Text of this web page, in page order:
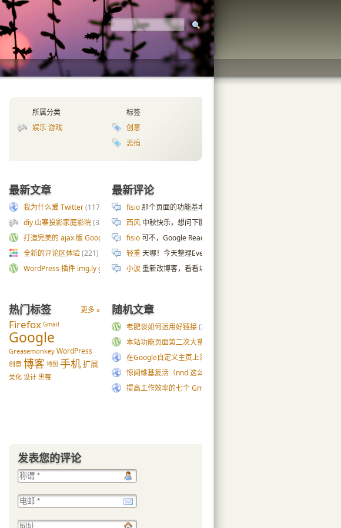
标签
创意
恶搞
所属分类
娱乐 游戏
最新文章
我为什么爱 Twitter(117)
diy 山寨投影家庭影院(32)
打造完美的 ajax 版 Google 自定义搜索(187)
全新的评论区体验(221)
WordPress 插件 img.ly gallery(54)
更多 »
热门标签
Firefox Gmail
Google
Greasemonkey WordPress
创意 博客 地图 手机扩展
美化 设计 黑莓
最新评论
fisio那个页面的功能基本上也是拿 AI 写的😄 cpu 内存硬盘那些数
西风 中秋快乐，想问下肥老师服务器页面是怎么实现的，ai搞了几
fisio可不，Google Reader 都去世十年了…
轻重天哪！今天整理Evernote，发现这条2010年的剪藏笔记，点
小波重新改博客，看看以前的wp小伙伴的博客，发现绝大部分都关
随机文章
老肥谈如何运用好链接(23)
本站功能页面第二次大整改
在Google自定义主页上添加全功能Gtalk web
惊闻维基复活（nnd 这么快又死了）
提高工作效率的七个 Gmail 技巧
发表您的评论